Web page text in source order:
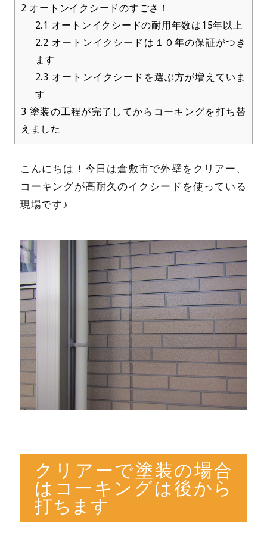
2 オートンイクシードのすごさ！
2.1 オートンイクシードの耐用年数は15年以上
2.2 オートンイクシードは１０年の保証がつき
ます
2.3 オートンイクシードを選ぶ方が増えていま
す
3 塗装の工程が完了してからコーキングを打ち替
えました
こんにちは！今日は倉敷市で外壁をクリアー、
コーキングが高耐久のイクシードを使っている
現場です♪
クリアーで塗装の場合
はコーキングは後から
打ちます